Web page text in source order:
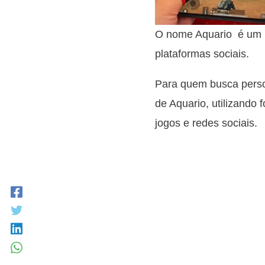
O nome Aquario é um
plataformas sociais.
Para quem busca
de Aquario, utilizando
jogos e redes sociais.